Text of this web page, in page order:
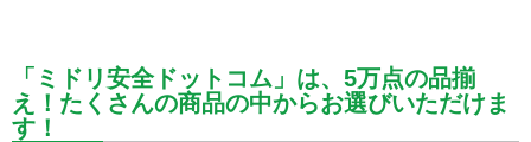
「ミドリ安全ドットコム」は、5万点の品揃
え！たくさんの商品の中からお選びいただけま
す！